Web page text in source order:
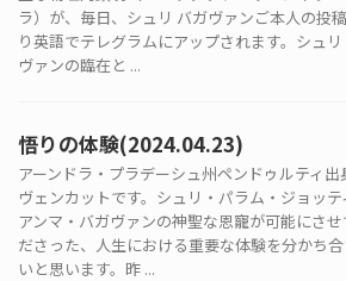
ラ）が、毎日、シュリ バガヴァンご本人の投
り英語でテレグラムにアップされます。シュ
ヴァンの臨在と ...
悟りの体験(2024.04.23)
アーンドラ・プラデーシュ州ペンドゥルティ出
ヴェンカットです。シュリ・パラム・ジョッテ
アンマ・バガヴァンの神聖な恩寵が可能にさせ
ださった、人生における重要な体験を分かち
いと思います。昨 ...